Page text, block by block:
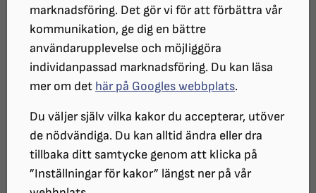
marknadsföring. Det gör vi för att förbättra vår
kommunikation, ge dig en bättre
användarupplevelse och möjliggöra
individanpassad marknadsföring. Du kan läsa
mer om det här på Googles webbplats.
Du väljer själv vilka kakor du accepterar, utöver
de nödvändiga. Du kan alltid ändra eller dra
tillbaka ditt samtycke genom att klicka på
”Inställningar för kakor” längst ner på vår
Färdtjänst ska ge frihet, inte
begränsningar. I dag nekas allt fler
synskadade färdtjänst trots stora
kvalitet varierar beroende på var i
landet man bor. Synskadades
Riksförbund vill se en modern och